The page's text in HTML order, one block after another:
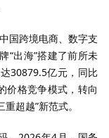
国跨境电商、数字支
“出海”搭建了前所未
30879.5亿元，同比
价格竞争模式，转向
超越”新范式。